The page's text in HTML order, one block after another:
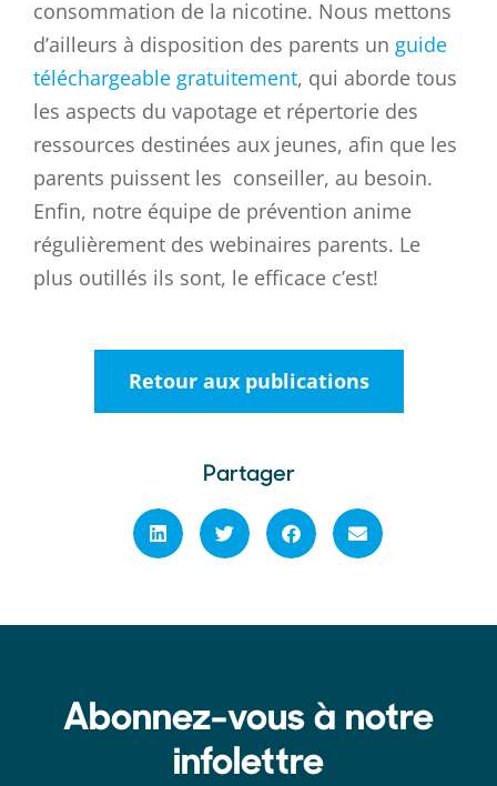
consommation de la nicotine. Nous mettons
d’ailleurs à disposition des parents un guide
téléchargeable gratuitement, qui aborde tous
les aspects du vapotage et répertorie des
ressources destinées aux jeunes, afin que les
parents puissent les conseiller, au besoin.
Enfin, notre équipe de prévention anime
régulièrement des webinaires parents. Le
plus outillés ils sont, le efficace c’est!
Retour aux publications
Partager
Abonnez-vous à notre
infolettre